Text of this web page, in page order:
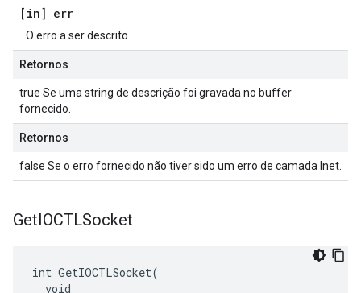
[in] err
O erro a ser descrito.
Retornos
true Se uma string de descrição foi gravada no buffer
fornecido.
Retornos
false Se o erro fornecido não tiver sido um erro de camada Inet.
GetIOCTLSocket
int GetIOCTLSocket(
  void